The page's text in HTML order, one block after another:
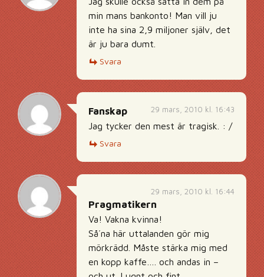
min mans bankonto! Man vill ju
inte ha sina 2,9 miljoner själv, det
är ju bara dumt.
Svara
29 mars, 2010 kl. 16:43
Fanskap
Jag tycker den mest är tragisk. : /
Svara
29 mars, 2010 kl. 16:44
Pragmatikern
Va! Vakna kvinna!
Så´na här uttalanden gör mig
mörkrädd. Måste stärka mig med
en kopp kaffe…. och andas in –